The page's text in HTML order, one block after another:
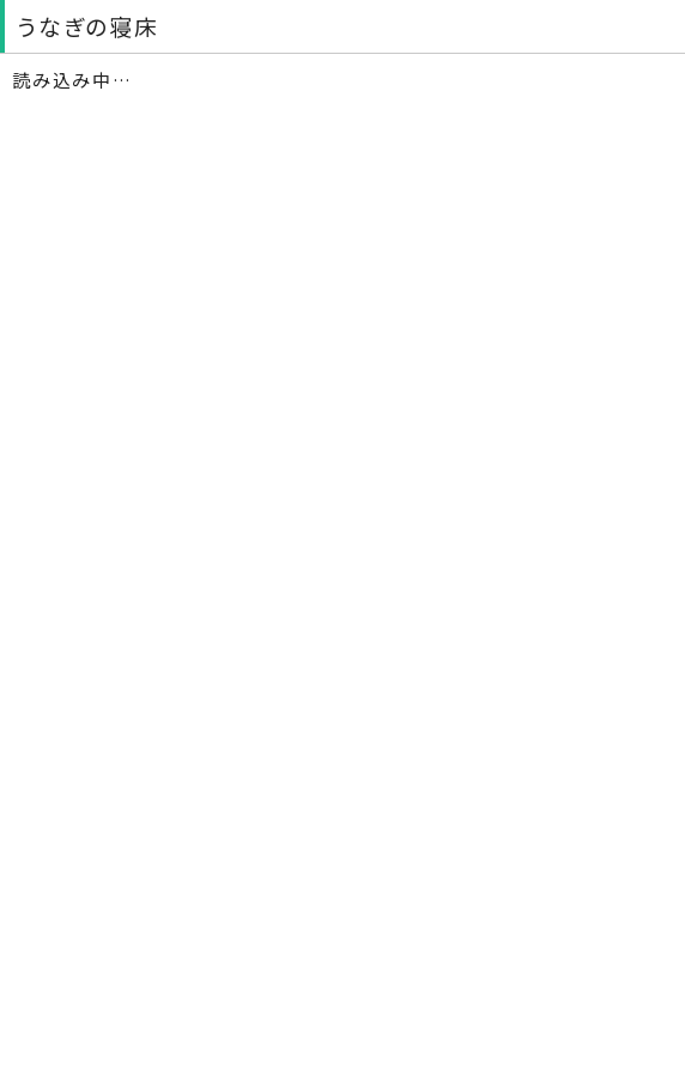
うなぎの寝床
読み込み中…